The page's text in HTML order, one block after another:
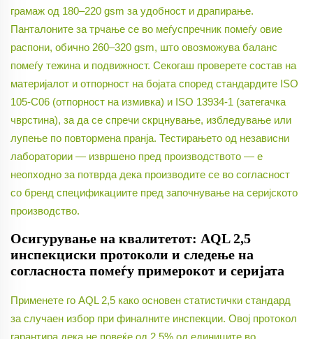
грамаж од 180–220 gsm за удобност и драпирање.
Панталоните за трчање се во меѓуспречник помеѓу овие
распони, обично 260–320 gsm, што овозможува баланс
помеѓу тежина и подвижност. Секогаш проверете состав на
материјалот и отпорност на бојата според стандардите ISO
105-C06 (отпорност на измивка) и ISO 13934-1 (затегачка
чврстина), за да се спречи скрцнување, избледување или
лупење по повтормена пранја. Тестирањето од независни
лаборатории — извршено пред производството — е
неопходно за потврда дека производите се во согласност
со бренд спецификациите пред започнување на серијското
производство.
Осигурување на квалитетот: AQL 2,5
инспекциски протоколи и следење на
согласноста помеѓу примерокот и серијата
Применете го AQL 2,5 како основен статистички стандард
за случаен избор при финалните инспекции. Овој протокол